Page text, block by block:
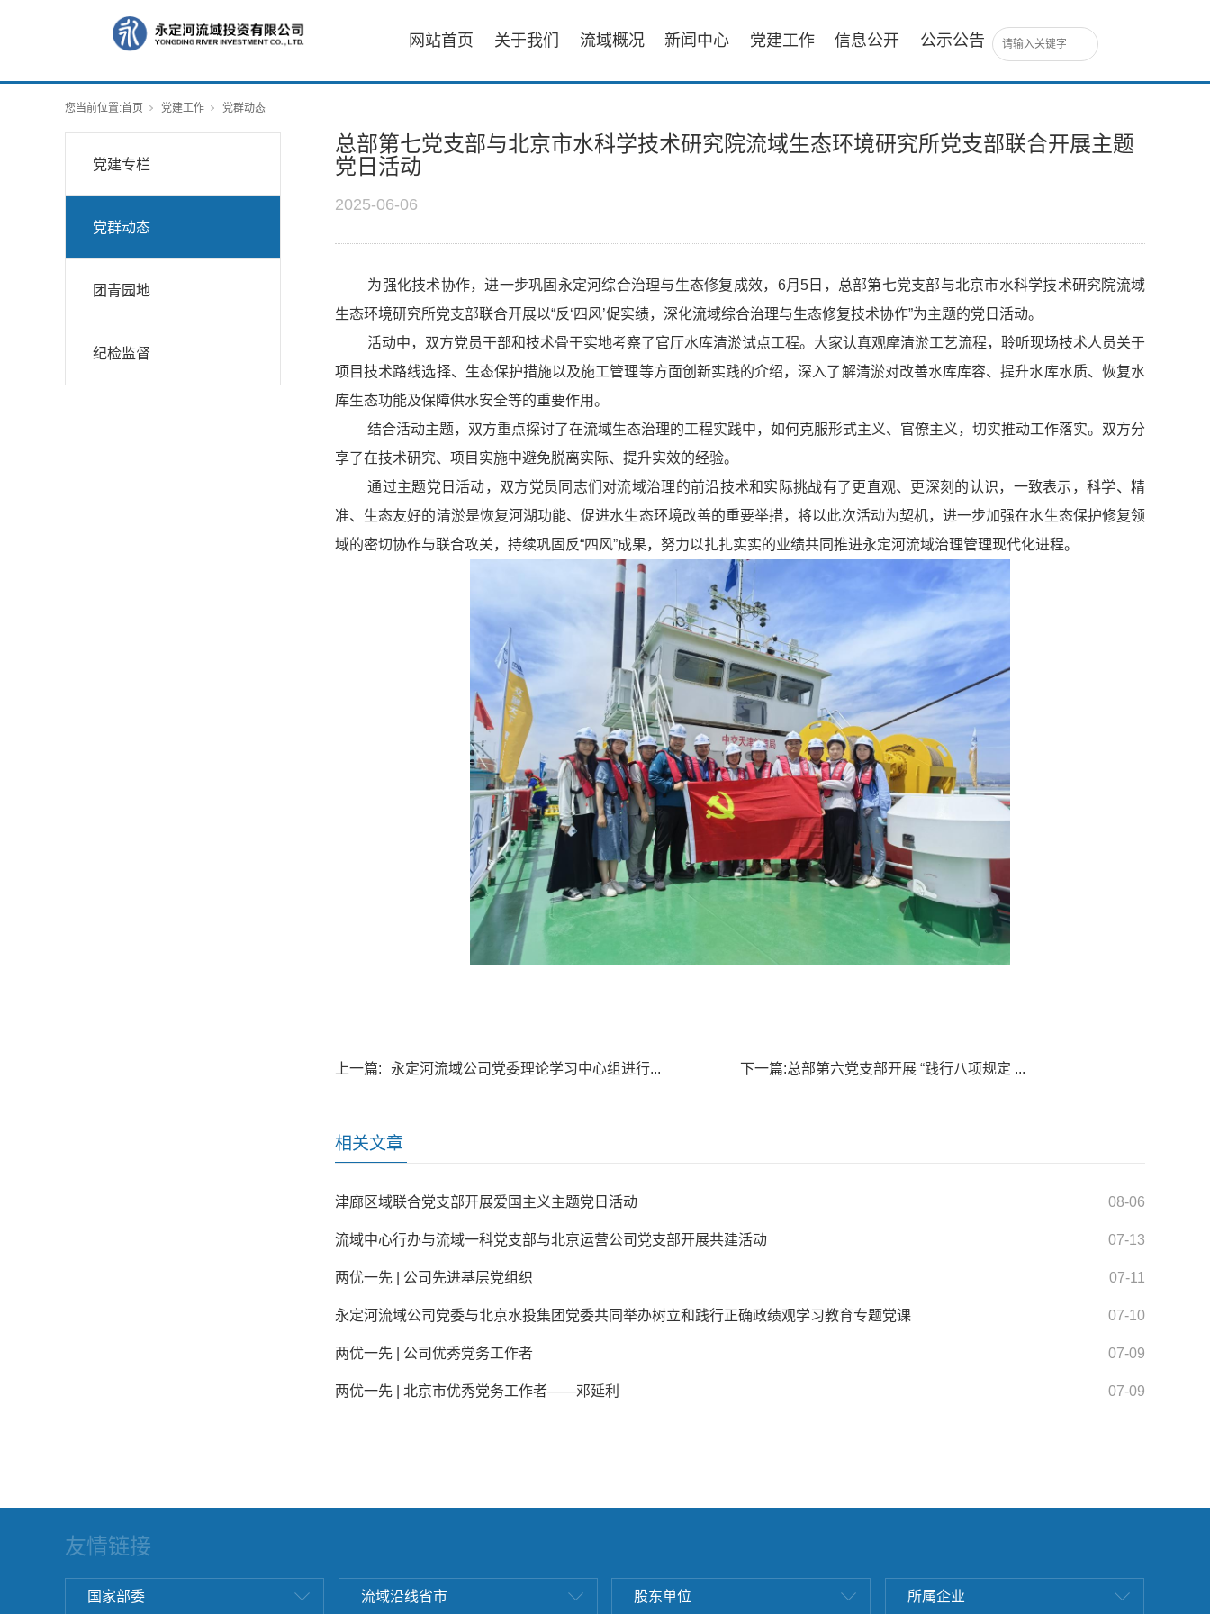
网站首页 关于我们 流域概况 新闻中心 党建工作 信息公开 公示公告
您当前位置:首页 党建工作 党群动态
党建专栏
党群动态
团青园地
纪检监督
总部第七党支部与北京市水科学技术研究院流域生态环境研究所党支部联合开展主题
党日活动
2025-06-06
为强化技术协作，进一步巩固永定河综合治理与生态修复成效，6月5日，总部第七党支部与北京市水科学技术研究院流域
生态环境研究所党支部联合开展以“反‘四风’促实绩，深化流域综合治理与生态修复技术协作”为主题的党日活动。
活动中，双方党员干部和技术骨干实地考察了官厅水库清淤试点工程。大家认真观摩清淤工艺流程，聆听现场技术人员关于
项目技术路线选择、生态保护措施以及施工管理等方面创新实践的介绍，深入了解清淤对改善水库库容、提升水库水质、恢复水
库生态功能及保障供水安全等的重要作用。
结合活动主题，双方重点探讨了在流域生态治理的工程实践中，如何克服形式主义、官僚主义，切实推动工作落实。双方分
享了在技术研究、项目实施中避免脱离实际、提升实效的经验。
通过主题党日活动，双方党员同志们对流域治理的前沿技术和实际挑战有了更直观、更深刻的认识，一致表示，科学、精
准、生态友好的清淤是恢复河湖功能、促进水生态环境改善的重要举措，将以此次活动为契机，进一步加强在水生态保护修复领
域的密切协作与联合攻关，持续巩固反“四风”成果，努力以扎扎实实的业绩共同推进永定河流域治理管理现代化进程。
上一篇: 永定河流域公司党委理论学习中心组进行... 下一篇:总部第六党支部开展 “践行八项规定 ...
相关文章
津廊区域联合党支部开展爱国主义主题党日活动 08-06
流域中心行办与流域一科党支部与北京运营公司党支部开展共建活动 07-13
两优一先 | 公司先进基层党组织 07-11
永定河流域公司党委与北京水投集团党委共同举办树立和践行正确政绩观学习教育专题党课 07-10
两优一先 | 公司优秀党务工作者 07-09
两优一先 | 北京市优秀党务工作者——邓延利 07-09
友情链接
国家部委 流域沿线省市 股东单位 所属企业